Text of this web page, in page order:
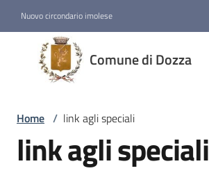
Nuovo circondario imolese
Comune di Dozza
Comune
di
Dozza
Amministrazione
Home / link agli speciali
link agli speciali